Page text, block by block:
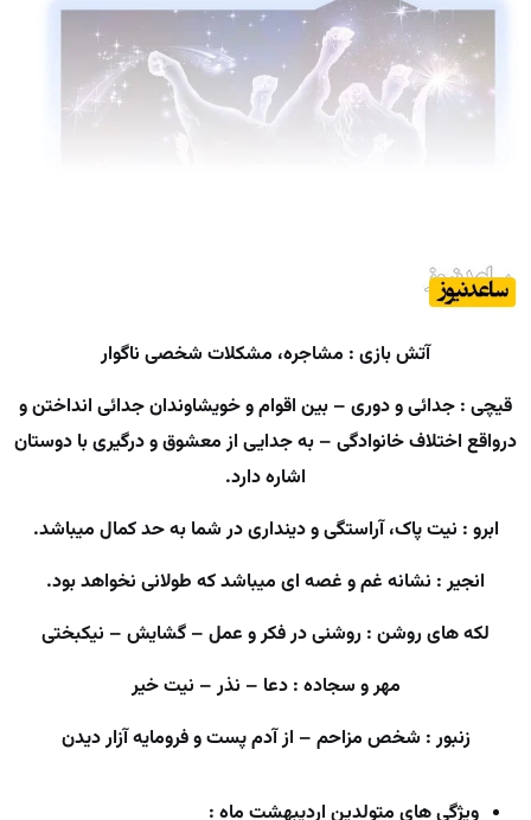
آتش بازی : مشاجره، مشکلات شخصی ناگوار
قیچی : جدائی و دوری – بین اقوام و خویشاوندان جدائی انداختن و
درواقع اختلاف خانوادگی – به جدایی از معشوق و درگیری با دوستان
اشاره دارد.
ابرو : نیت پاک، آراستگی و دینداری در شما به حد کمال میباشد.
انجیر : نشانه غم و غصه ای میباشد که طولانی نخواهد بود.
لکه های روشن : روشنی در فکر و عمل – گشایش – نیکبختی
مهر و سجاده : دعا – نذر – نیت خیر
زنبور : شخص مزاحم – از آدم پست و فرومایه آزار دیدن
ویژگی های متولدین اردیبهشت ماه :